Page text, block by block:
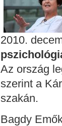
2010.
Az ország
szerint a
szakán.
Bagdy